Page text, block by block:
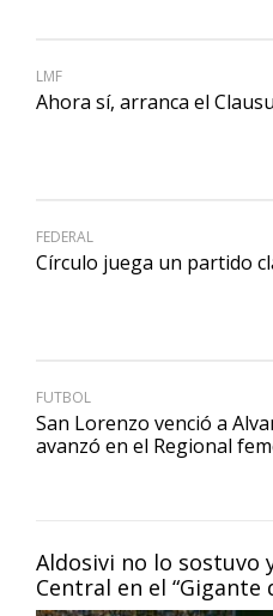
Aldosivi no lo sostuvo
Central en el “Gigante
LMF
Ahora sí, arranca el
FEDERAL
Círculo juega un partido
FUTBOL
San Lorenzo venció a
avanzó en el Regional